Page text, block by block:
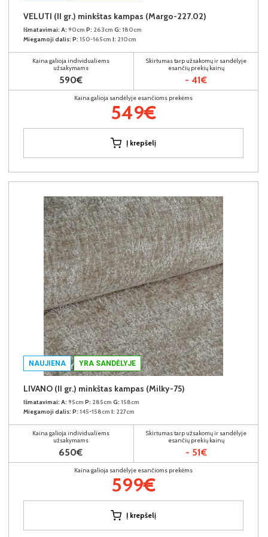
VELUTI (II gr.) minkštas kampas (Margo-227.02)
Išmatavimai: A: 90cm P: 263cm G: 180cm
Miegamoji dalis: P: 150-165cm I: 210cm
Kaina galioja individualiems
užsakymams
590€
Skirtumas tarp užsakomų ir sandėlyje
esančių prekių kainų
- 41€
Kaina galioja sandėlyje esančioms prekėms
549€
Į krepšelį
NAUJIENA YRA SANDĖLYJE
LIVANO (II gr.) minkštas kampas (Milky-75)
Išmatavimai: A: 95cm P: 285cm G: 158cm
Miegamoji dalis: P: 145-158cm I: 227cm
Kaina galioja individualiems
užsakymams
650€
Skirtumas tarp užsakomų ir sandėlyje
esančių prekių kainų
- 51€
Kaina galioja sandėlyje esančioms prekėms
599€
Į krepšelį